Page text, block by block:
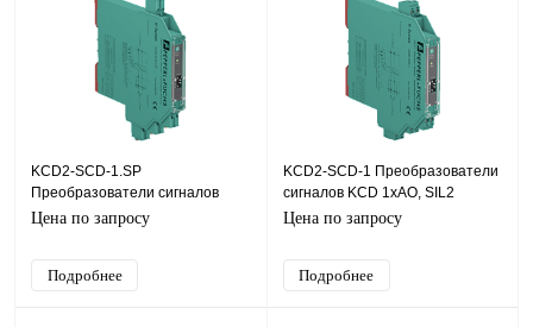
KCD2-SCD-1.SP
Преобразователи сигналов
KCD 1хAO, HART, SIL2
Цена по запросу
Подробнее
KCD2-SCD-1 Преобразователи
сигналов KCD 1хAO, SIL2
Цена по запросу
Подробнее